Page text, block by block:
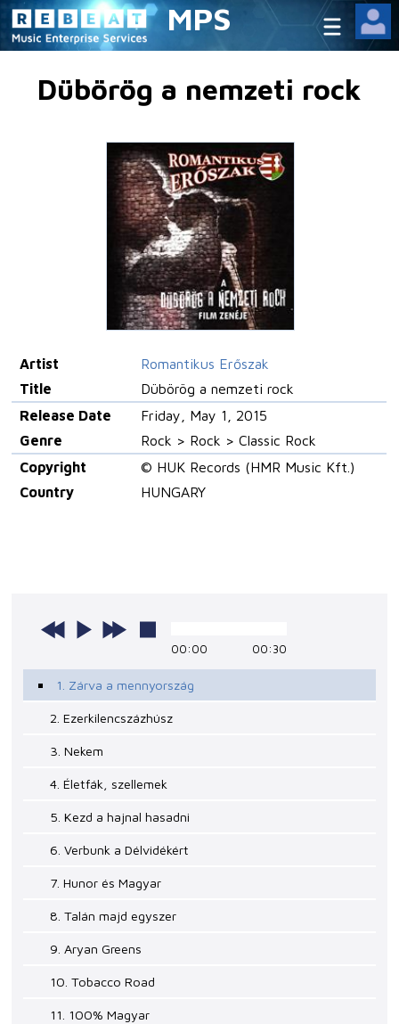
MPS
Dübörög a nemzeti rock
Artist
Romantikus Erőszak
Title
Dübörög a nemzeti rock
Release Date
Friday, May 1, 2015
Genre
Rock > Rock > Classic Rock
Copyright
© HUK Records (HMR Music Kft.)
Country
HUNGARY
00:00 00:30
1. Zárva a mennyország
2. Ezerkilencszázhúsz
3. Nekem
4. Életfák, szellemek
5. Kezd a hajnal hasadni
6. Verbunk a Délvidékért
7. Hunor és Magyar
8. Talán majd egyszer
9. Aryan Greens
10. Tobacco Road
11. 100% Magyar